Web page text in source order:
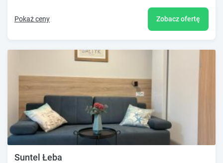
Pokaż ceny Zobacz ofertę
Suntel Łeba